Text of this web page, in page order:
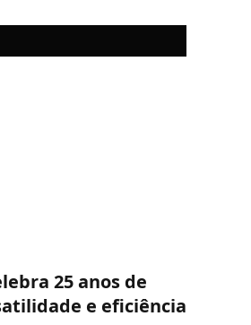
25 anos de
e eficiência